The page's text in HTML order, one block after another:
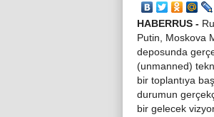
HABERRUS -
Putin, Moskova
deposunda
(unmanned)
bir toplantıya
durumun
bir gelecek